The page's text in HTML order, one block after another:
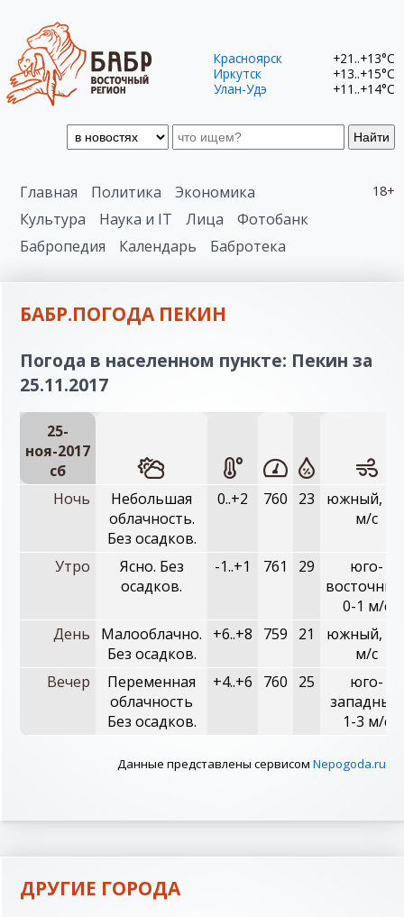
Найти
Красноярск
+21..+13°C
Иркутск
+13..+15°C
Улан-Удэ
+11..+14°C
18+
Главная Политика
Экономика
Культура
Наука и IT Лица
Фотобанк
Бабропедия
Календарь Бабротека
БАБР.ПОГОДА ПЕКИН
Погода в населенном пункте: Пекин за
25.11.2017
25-
ноя-2017
сб
Ночь
Небольшая
облачность.
Без осадков.
0..+2 760 23
южный, 0-
м/с
Утро
Ясно. Без
осадков.
-1..+1 761 29
юго-
0-1 м/с
День
Малооблачно.
Без осадков.
+6..+8 759 21
южный, 2-
м/с
Вечер
Переменная
облачность
Без осадков.
+4..+6 760 25
юго-
западный,
1-3 м/с
Данные представлены сервисом Nepogoda.ru
ДРУГИЕ ГОРОДА